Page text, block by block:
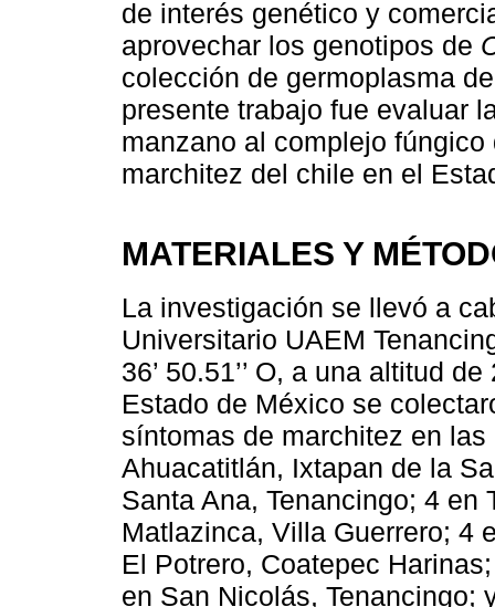
de interés genético y
aprovechar los genotipos de
colección de germoplasma
presente trabajo fue evaluar
manzano al complejo
marchitez del chile en el
MATERIALES Y
La investigación se llevó a
Universitario UAEM
36’ 50.51’’ O, a una altitud
Estado de México se
síntomas de marchitez en
Ahuacatitlán, Ixtapan de la
Santa Ana, Tenancingo; 4 en
Matlazinca, Villa Guerrero; 4
El Potrero, Coatepec
en San Nicolás, Tenancingo;